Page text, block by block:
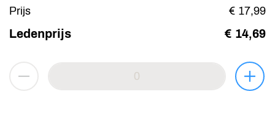
Prijs
€ 17,99
Ledenprijs € 14,69